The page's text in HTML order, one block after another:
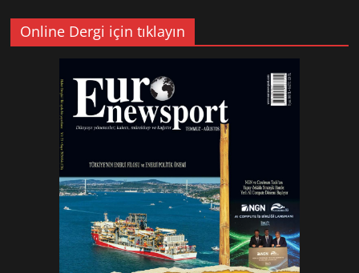
Online Dergi için tıklayın